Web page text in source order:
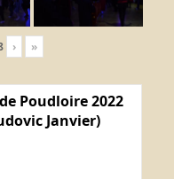
› »
Poudloire 2022
Janvier)